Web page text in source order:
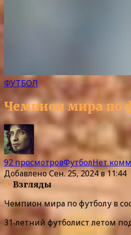
ФУТБОЛ
Чемпион мира по
92 просмотровФутболНет
ДобавленоСен. 25, 2024 в 11:44
92Взгляды
Чемпион мира по футболу в
31‑летний футболист летом